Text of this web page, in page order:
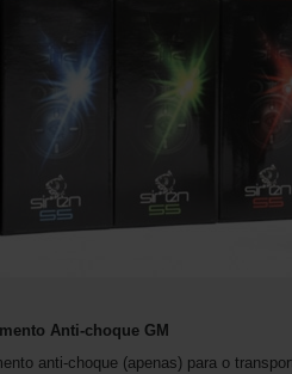
Anti-choque GM
anti-choque (apenas) para o